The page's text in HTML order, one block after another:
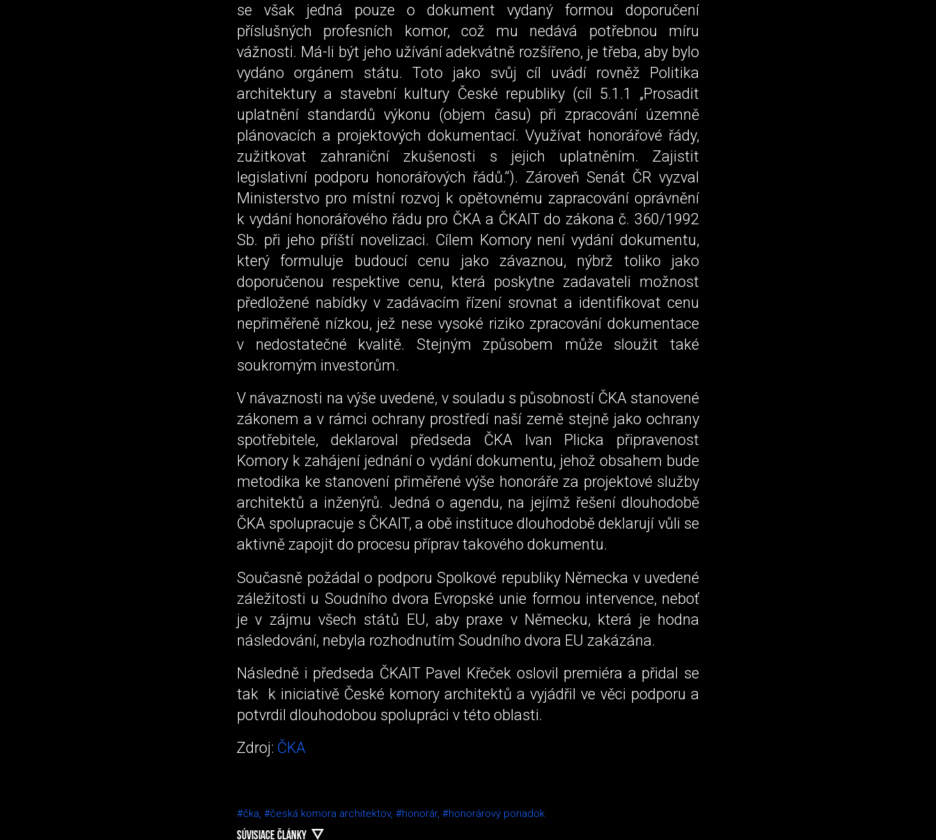
se však jedná pouze o dokument vydaný formou doporučení
příslušných profesních komor, což mu nedává potřebnou míru
vážnosti. Má-li být jeho užívání adekvátně rozšířeno, je třeba, aby bylo
vydáno orgánem státu. Toto jako svůj cíl uvádí rovněž Politika
architektury a stavební kultury České republiky (cíl 5.1.1 „Prosadit
uplatnění standardů výkonu (objem času) při zpracování územně
plánovacích a projektových dokumentací. Využívat honorářové řády,
zužitkovat zahraniční zkušenosti s jejich uplatněním. Zajistit
legislativní podporu honorářových řádů.“). Zároveň Senát ČR vyzval
Ministerstvo pro místní rozvoj k opětovnému zapracování oprávnění
k vydání honorářového řádu pro ČKA a ČKAIT do zákona č. 360/1992
Sb. při jeho příští novelizaci. Cílem Komory není vydání dokumentu,
který formuluje budoucí cenu jako závaznou, nýbrž toliko jako
doporučenou respektive cenu, která poskytne zadavateli možnost
předložené nabídky v zadávacím řízení srovnat a identifikovat cenu
nepřiměřeně nízkou, jež nese vysoké riziko zpracování dokumentace
v nedostatečné kvalitě. Stejným způsobem může sloužit také
soukromým investorům.
V návaznosti na výše uvedené, v souladu s působností ČKA stanovené
zákonem a v rámci ochrany prostředí naší země stejně jako ochrany
spotřebitele, deklaroval předseda ČKA Ivan Plicka připravenost
Komory k zahájení jednání o vydání dokumentu, jehož obsahem bude
metodika ke stanovení přiměřené výše honoráře za projektové služby
architektů a inženýrů. Jedná o agendu, na jejímž řešení dlouhodobě
ČKA spolupracuje s ČKAIT, a obě instituce dlouhodobě deklarují vůli se
aktivně zapojit do procesu příprav takového dokumentu.
Současně požádal o podporu Spolkové republiky Německa v uvedené
záležitosti u Soudního dvora Evropské unie formou intervence, neboť
je v zájmu všech států EU, aby praxe v Německu, která je hodna
následování, nebyla rozhodnutím Soudního dvora EU zakázána.
Následně i předseda ČKAIT Pavel Křeček oslovil premiéra a přidal se
tak k iniciativě České komory architektů a vyjádřil ve věci podporu a
potvrdil dlouhodobou spolupráci v této oblasti.
Zdroj: ČKA
#čka, #česká komora architektov, #honorár, #honorárový poriadok
SÚVISIACE ČLÁNKY